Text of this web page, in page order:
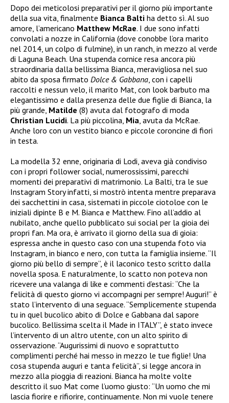
Dopo dei meticolosi preparativi per il giorno più importante
della sua vita, finalmente Bianca Balti ha detto sì. Al suo
amore, l’americano Matthew McRae. I due sono infatti
convolati a nozze in California (dove conobbe l’ora marito
nel 2014, un colpo di fulmine), in un ranch, in mezzo al verde
di Laguna Beach. Una stupenda cornice resa ancora più
straordinaria dalla bellissima Bianca, meravigliosa nel suo
abito da sposa firmato Dolce & Gabbana , con i capelli
raccolti e nessun velo, il marito Mat, con look barbuto ma
elegantissimo e dalla presenza delle due figlie di Bianca, la
più grande, Matilde (8) avuta dal fotografo di moda
Christian Lucidi. La più piccolina, Mia , avuta da McRae.
Anche loro con un vestito bianco e piccole coroncine di fiori
in testa.
La modella 32 enne, originaria di Lodi, aveva già condiviso
con i propri follower social, numerossissimi, parecchi
momenti dei preparativi di matrimonio. La Balti, tra le sue
Instagram Story infatti, si mostrò intenta mentre preparava
dei sacchettini in casa, sistemati in piccole ciotoloe con le
iniziali dipinte B e M. Bianca e Matthew. Fino all’addio al
nubilato, anche quello pubblicato sui social per la gioia dei
propri fan. Ma ora, è arrivato il giorno della sua di gioia:
espressa anche in questo caso con una stupenda foto via
Instagram, in bianco e nero, con tutta la famiglia insieme. “Il
giorno più bello di sempre”, è il laconico testo scritto dalla
novella sposa. E naturalmente, lo scatto non poteva non
ricevere una valanga di like e commenti d’estasi: “Che la
felicità di questo giorno vi accompagni per sempre! Auguri!” è
stato l’intervento di una seguace. “Semplicemente stupenda
tu in quel bucolico abito di Dolce e Gabbana dal sapore
bucolico. Bellissima scelta il Made in ITALY”, è stato invece
l’intervento di un altro utente, con un alto spirito di
osservazione. “Augurissimi di nuovo e soprattutto
complimenti perché hai messo in mezzo le tue figlie! Una
cosa stupenda auguri e tanta felicità”, si legge ancora in
mezzo alla pioggia di reazioni. Bianca ha molte volte
descritto il suo Mat come l’uomo giusto: “Un uomo che mi
lascia fiorire e rifiorire, continuamente. Non mi vuole tenere